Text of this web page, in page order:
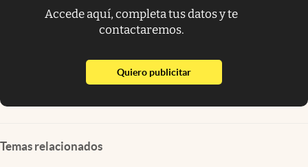
Accede aquí, completa tus datos y te
contactaremos.
Quiero publicitarabre en nueva pestaña
Temas relacionados